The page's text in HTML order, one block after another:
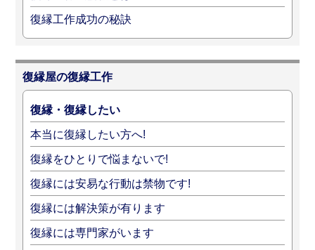
復縁工作成功の秘訣
復縁屋の復縁工作
復縁・復縁したい
本当に復縁したい方へ!
復縁をひとりで悩まないで!
復縁には安易な行動は禁物です!
復縁には解決策が有ります
復縁には専門家がいます